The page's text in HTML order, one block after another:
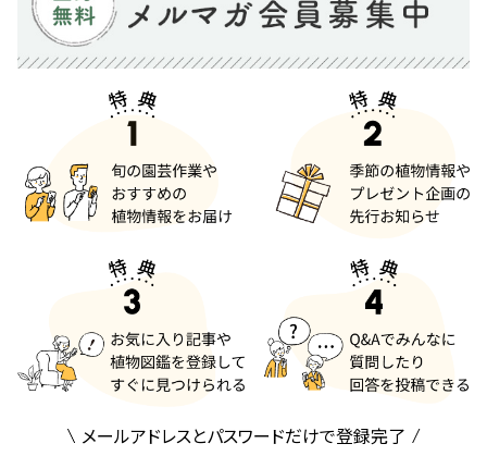
メールアドレスとパスワードだけで登録完了